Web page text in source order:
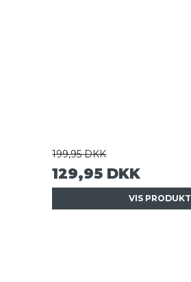
199,95 DKK
129,95 DKK
VIS PRODUKT